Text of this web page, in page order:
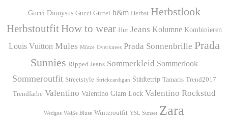
Gucci Dionysus Gucci Gürtel h&m Herbst Herbstlook
Herbstoutfit How to wear Hut Jeans Kolumne Kombinieren
Louis Vuitton Mules Mütze Overknees Prada Sonnenbrille Prada
Sunnies Ripped Jeans Sommerkleid Sommerlook
Sommeroutfit Streetstyle Strickcardigan Städtetrip Tamaris Trend2017
Trendfarbe Valentino Valentino Glam Lock Valentino Rockstud
Wedges Weiße Bluse Winteroutfit YSL Sunset Zara